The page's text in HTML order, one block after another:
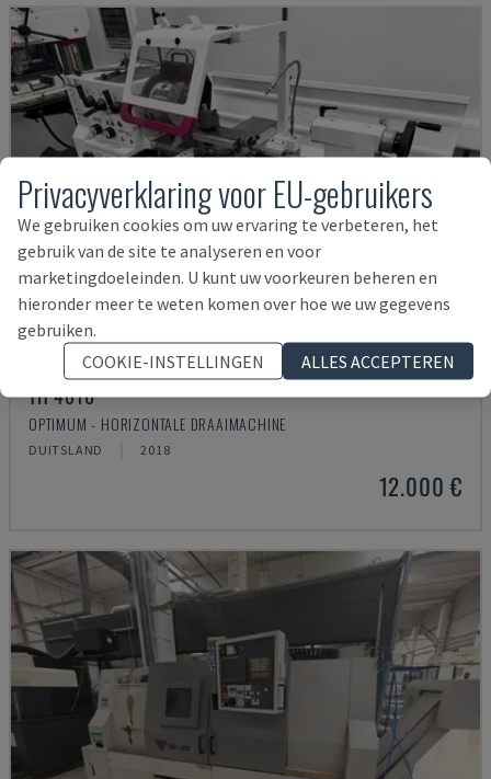
TH 4610
OPTIMUM - HORIZONTALE DRAAIMACHINE
DUITSLAND 2018
12.000 €
Privacyverklaring voor EU-gebruikers
We gebruiken cookies om uw ervaring te verbeteren, het
gebruik van de site te analyseren en voor
marketingdoeleinden. U kunt uw voorkeuren beheren en
hieronder meer te weten komen over hoe we uw gegevens
gebruiken.
COOKIE-INSTELLINGEN
ALLES ACCEPTEREN